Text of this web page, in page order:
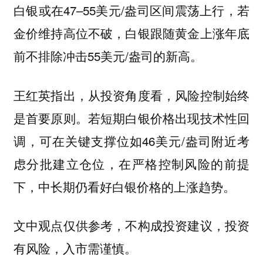
白银或在47–55美元/盎司区间震荡上行，若
金价维持高位不破，白银跟随黄金上涨年底
前不排除冲击55美元/盎司的新高。
王红英指出，从投资角度看，风险控制始终
是首要原则。若短期白银价格出现技术性回
调，可在关键支撑位如46美元/盎司附近考
虑分批建立仓位，在严格控制风险的前提
下，中长期仍看好白银价格的上涨趋势。
文中观点仅供参考，不构成投资建议，投资
有风险，入市需谨慎。